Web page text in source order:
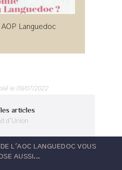
Languedoc
le 09/07/2022
articles
d'Union
L'AOC LANGUEDOC VOUS
AUSSI...